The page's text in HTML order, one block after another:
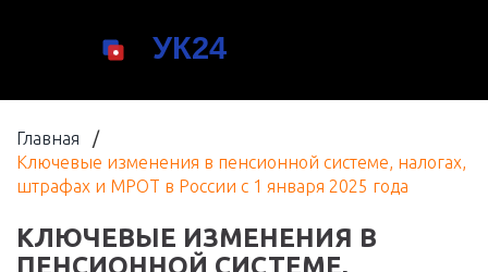
Главная /
Ключевые изменения в пенсионной системе, налогах,
штрафах и МРОТ в России с 1 января 2025 года
КЛЮЧЕВЫЕ ИЗМЕНЕНИЯ В
ПЕНСИОННОЙ СИСТЕМЕ,